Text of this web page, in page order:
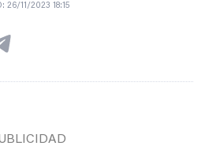
26/11/2023 18:15